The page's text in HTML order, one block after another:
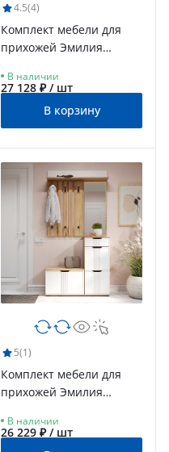
4.5(4)
Комплект мебели для
прихожей Эмилия
структурный/меренга
В наличии
27 128 ₽ / шт
В корзину
5(1)
Комплект мебели для
прихожей Эмилия
золотой/меренга
В наличии
26 229 ₽ / шт